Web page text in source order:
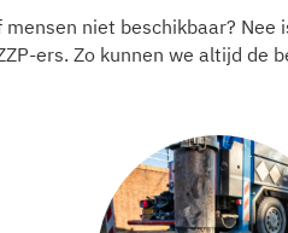
niet beschikbaar?
ers. Zo kunnen we altijd de